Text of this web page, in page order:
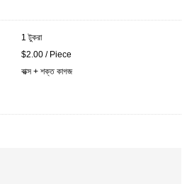
1 টুকরা
$2.00 / Piece
বাক্স + শক্ত কাগজ